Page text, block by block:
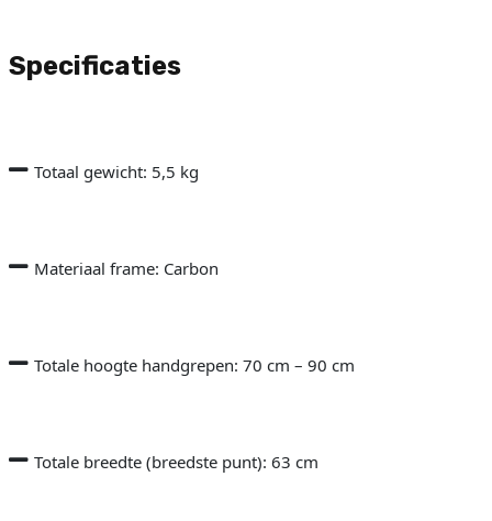
Specificaties
Totaal gewicht: 5,5 kg
Materiaal frame: Carbon
Totale hoogte handgrepen: 70 cm – 90 cm
Totale breedte (breedste punt): 63 cm